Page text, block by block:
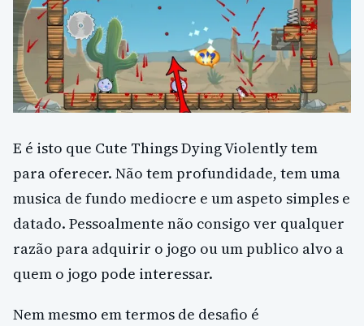
E é isto que Cute Things Dying Violently tem
para oferecer. Não tem profundidade, tem uma
musica de fundo mediocre e um aspeto simples e
datado. Pessoalmente não consigo ver qualquer
razão para adquirir o jogo ou um publico alvo a
quem o jogo pode interessar.
Nem mesmo em termos de desafio é